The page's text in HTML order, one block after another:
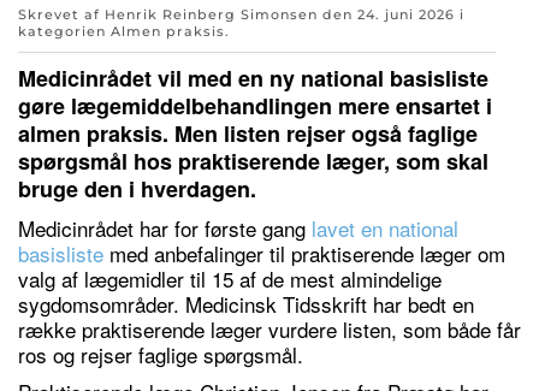
Skrevet af Henrik Reinberg Simonsen den 24. juni 2026 i
kategorien Almen praksis.
Medicinrådet vil med en ny national basisliste
gøre lægemiddelbehandlingen mere ensartet i
almen praksis. Men listen rejser også faglige
spørgsmål hos praktiserende læger, som skal
bruge den i hverdagen.
Medicinrådet har for første gang lavet en national
basisliste med anbefalinger til praktiserende læger om
valg af lægemidler til 15 af de mest almindelige
sygdomsområder. Medicinsk Tidsskrift har bedt en
række praktiserende læger vurdere listen, som både får
ros og rejser faglige spørgsmål.